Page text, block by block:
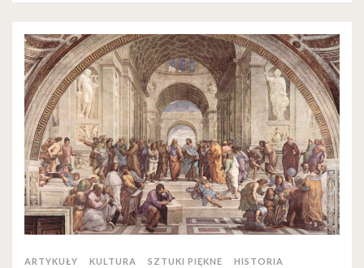
ARTYKUŁY KULTURA SZTUKI PIĘKNE HISTORIA